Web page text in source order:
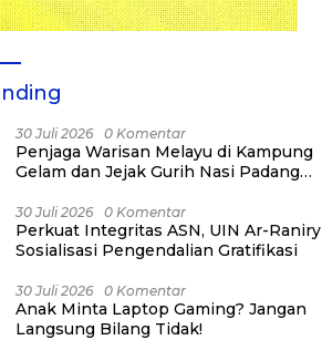
30 Juli 2026 0 Komentar
Penjaga Warisan Melayu di Kampung
Gelam dan Jejak Gurih Nasi Padang
30 Juli 2026 0 Komentar
Perkuat Integritas ASN, UIN Ar-Raniry
Sosialisasi Pengendalian Gratifikasi
30 Juli 2026 0 Komentar
Anak Minta Laptop Gaming? Jangan
Langsung Bilang Tidak!